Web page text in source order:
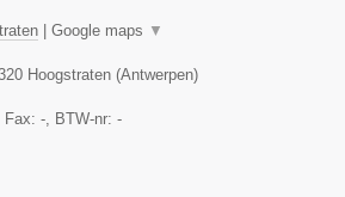
Google maps ▼
Hoogstraten (Antwerpen)
Fax: -, BTW-nr: -